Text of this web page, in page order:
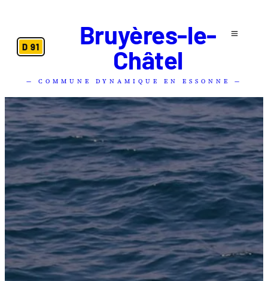
D 91
Bruyères-le-
Châtel
— COMMUNE DYNAMIQUE EN ESSONNE —